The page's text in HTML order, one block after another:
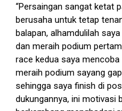
“Persaingan sangat ketat
berusaha untuk tetap
balapan, alhamdulilah
dan meraih podium
race kedua saya
meraih podium sayang
sehingga saya finish di
dukungannya, ini motivasi